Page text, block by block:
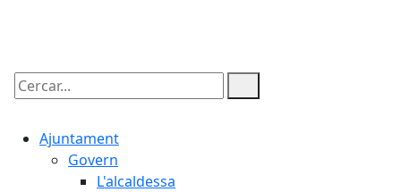
Cercar:
Ajuntament
Govern
L'alcaldessa